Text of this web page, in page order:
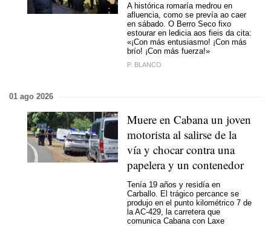
A histórica romaría medrou en
afluencia, como se prevía ao caer
en sábado. O Berro Seco fixo
estourar en ledicia aos fieis da cita:
«¡Con más entusiasmo! ¡Con más
brío! ¡Con más fuerza!»
P. BLANCO
01 ago 2026
Muere en Cabana un joven
motorista al salirse de la
vía y chocar contra una
papelera y un contenedor
Tenía 19 años y residía en
Carballo. El trágico percance se
produjo en el punto kilométrico 7 de
la AC-429, la carretera que
comunica Cabana con Laxe